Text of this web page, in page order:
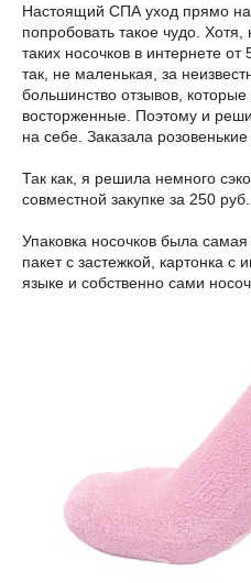
Настоящий СПА уход прямо
попробовать такое чудо. Хотя,
таких носочков в интернете
так, не маленькая, за
большинство отзывов,
восторженные. Поэтому и
на себе. Заказала розовенькие
Так как, я решила немного
совместной закупке за 250 руб.
Упаковка носочков была
пакет с застежкой, картонка с
языке и собственно сами